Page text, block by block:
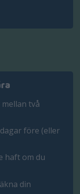
två
före (eller
haft om du
din